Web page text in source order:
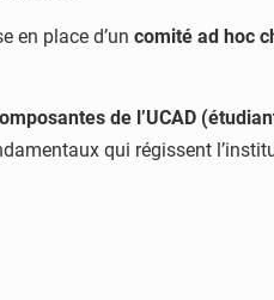
en place d’un comité ad hoc
de l’UCAD
qui régissent